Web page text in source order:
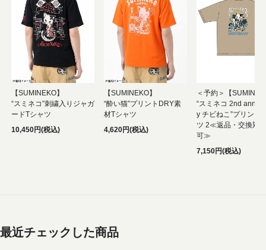
【SUMINEKO】
“スミネコ”刺繍入りジャガ
ードTシャツ
10,450円(税込)
【SUMINEKO】
“酔い猫”プリントDRY素
材Tシャツ
4,620円(税込)
＜予約＞【
“スミネコ 2nd
y チビねこ”プリント
ツ 2≪返品・交換対
可≫
7,150円(税込)
最近チェックした商品